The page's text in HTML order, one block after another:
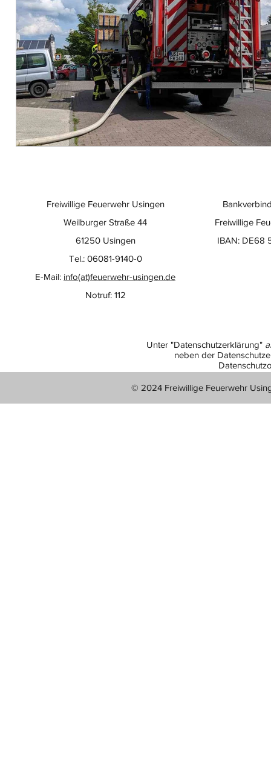
Freiwillige
IBAN: DE68
Freiwillige Feuerwehr Usingen
Weilburger Straße 44
61250 Usingen
Tel.: 06081-9140-0
E-Mail: info(at)feuerwehr-usingen.de
Notruf: 112
Unter "Datenschutzerklärung"
neben der
© 2024 Freiwillige Feuerwehr